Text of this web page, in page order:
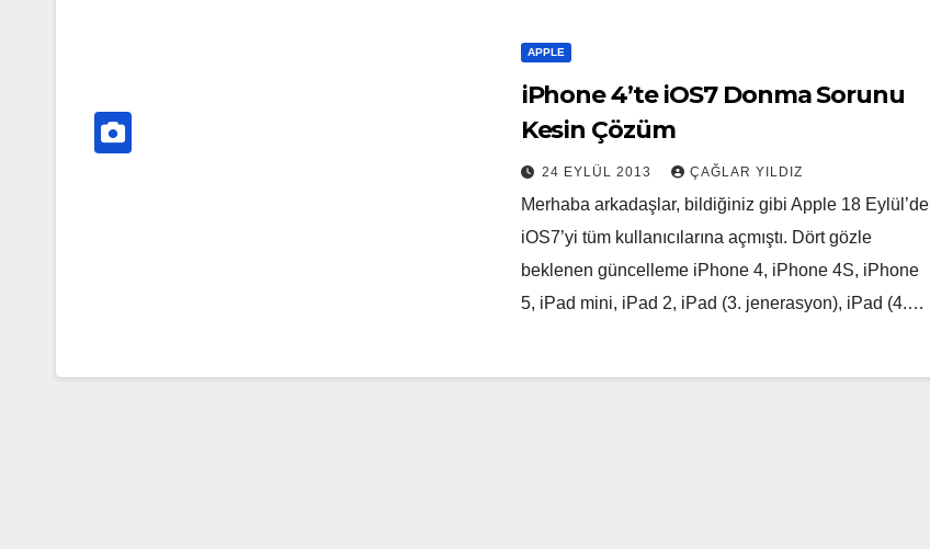
APPLE
iPhone 4’te iOS7 Donma Sorunu
Kesin Çözüm
24 EYLÜL 2013 ÇAĞLAR YILDIZ
Merhaba arkadaşlar, bildiğiniz gibi Apple 18 Eylül’de
iOS7’yi tüm kullanıcılarına açmıştı. Dört gözle
beklenen güncelleme iPhone 4, iPhone 4S, iPhone
5, iPad mini, iPad 2, iPad (3. jenerasyon), iPad (4.…